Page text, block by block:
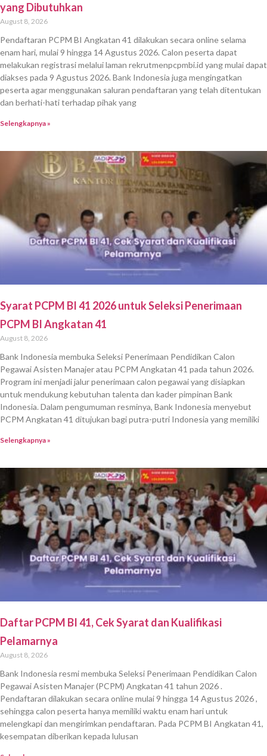
yang Dibutuhkan
August 8, 2026
Pendaftaran PCPM BI Angkatan 41 dilakukan secara online selama
enam hari, mulai 9 hingga 14 Agustus 2026. Calon peserta dapat
melakukan registrasi melalui laman rekrutmenpcpmbi.id yang mulai dapat
diakses pada 9 Agustus 2026. Bank Indonesia juga mengingatkan
peserta agar menggunakan saluran pendaftaran yang telah ditentukan
dan berhati-hati terhadap pihak yang
Selengkapnya »
Syarat PCPM BI 41 2026 untuk Seleksi Penerimaan
PCPM BI Angkatan 41
August 8, 2026
Bank Indonesia membuka Seleksi Penerimaan Pendidikan Calon
Pegawai Asisten Manajer atau PCPM Angkatan 41 pada tahun 2026.
Program ini menjadi jalur penerimaan calon pegawai yang disiapkan
untuk mendukung kebutuhan talenta dan kader pimpinan Bank
Indonesia. Dalam pengumuman resminya, Bank Indonesia menyebut
PCPM Angkatan 41 ditujukan bagi putra-putri Indonesia yang memiliki
Selengkapnya »
Daftar PCPM BI 41, Cek Syarat dan Kualifikasi
Pelamarnya
August 8, 2026
Bank Indonesia resmi membuka Seleksi Penerimaan Pendidikan Calon
Pegawai Asisten Manajer (PCPM) Angkatan 41 tahun 2026 .
Pendaftaran dilakukan secara online mulai 9 hingga 14 Agustus 2026 ,
sehingga calon peserta hanya memiliki waktu enam hari untuk
melengkapi dan mengirimkan pendaftaran. Pada PCPM BI Angkatan 41,
kesempatan diberikan kepada lulusan